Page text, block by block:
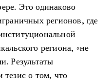
Это одинаково
регионов, где
региона, «не
Результаты
тезис о том, что